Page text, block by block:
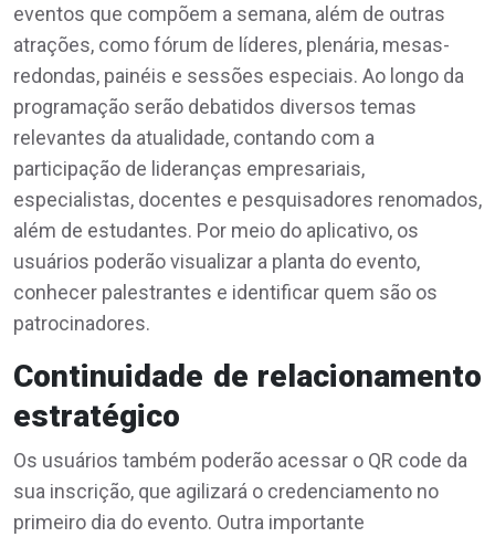
eventos que compõem a semana, além de outras
atrações, como fórum de líderes, plenária, mesas-
redondas, painéis e sessões especiais. Ao longo da
programação serão debatidos diversos temas
relevantes da atualidade, contando com a
participação de lideranças empresariais,
especialistas, docentes e pesquisadores renomados,
além de estudantes. Por meio do aplicativo, os
usuários poderão visualizar a planta do evento,
conhecer palestrantes e identificar quem são os
patrocinadores.
Continuidade de relacionamento
estratégico
Os usuários também poderão acessar o QR code da
sua inscrição, que agilizará o credenciamento no
primeiro dia do evento. Outra importante